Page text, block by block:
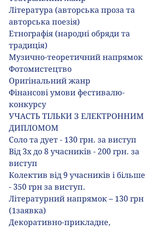
Література (авторська проза та
авторська поезія)
Етнографія (народні обряди та
традиція)
Музично-теоретичний напрямок
Фотомистецтво
Оригінальний жанр
Фінансові умови фестивалю-
конкурсу
УЧАСТЬ ТІЛЬКИ З ЕЛЕКТРОННИМ
ДИПЛОМОМ
Соло та дует - 130 грн. за виступ
Від 3х до 8 учасників - 200 грн. за
виступ
Колектив від 9 учасників і більше
- 350 грн за виступ.
Літературний напрямок – 130 грн
(1заявка)
Декоративно-прикладне,